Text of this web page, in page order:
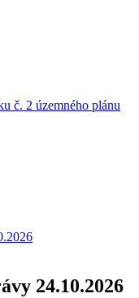
č. 2 územného plánu
24.10.2026